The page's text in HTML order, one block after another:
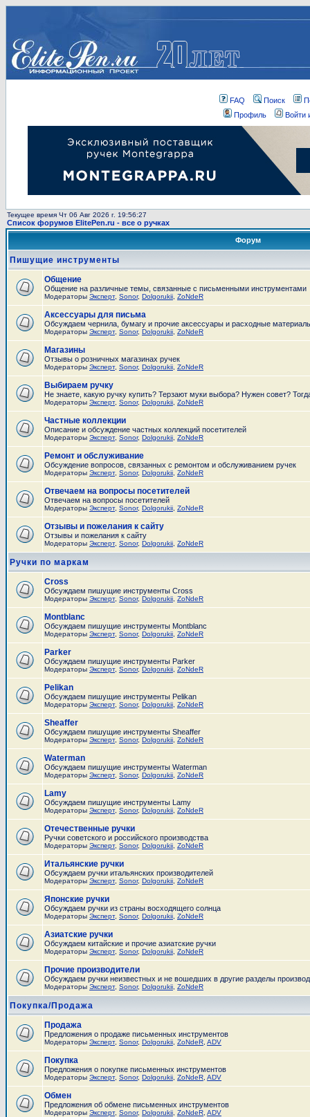
FAQ Поиск
Профиль
Войти
Текущее время Чт 06 Авг 2026 г. 19:56:27
Список форумов ElitePen.ru - все о ручках
Форум
Пишущие инструменты
Общение
Общение на различные темы, связанные с письменными инструментами
Модераторы Эксперт, Sonor, Dolgorukii ZoNdeR
Аксессуары для письма
Обсуждаем чернила, бумагу и прочие аксессуары и расходные
Модераторы Эксперт, Sonor, Dolgorukii ZoNdeR
Магазины
Отзывы о розничных магазинах ручек
Модераторы Эксперт, Sonor, Dolgorukii ZoNdeR
Выбираем ручку
Не знаете, какую ручку купить? Терзают муки выбора? Нужен совет?
Модераторы Эксперт, Sonor, Dolgorukii ZoNdeR
Частные коллекции
Описание и обсуждение частных коллекций посетителей
Модераторы Эксперт, Sonor, Dolgorukii ZoNdeR
Ремонт и обслуживание
Обсуждение вопросов, связанных с ремонтом и обслуживанием ручек
Модераторы Эксперт, Sonor, Dolgorukii ZoNdeR
Отвечаем на вопросы посетителей
Отвечаем на вопросы посетителей
Модераторы Эксперт, Sonor, Dolgorukii ZoNdeR
Отзывы и пожелания к сайту
Отзывы и пожелания к сайту
Модераторы Эксперт, Sonor, Dolgorukii ZoNdeR
Ручки по маркам
Cross
Обсуждаем пишущие инструменты Cross
Модераторы Эксперт, Sonor, Dolgorukii ZoNdeR
Montblanc
Обсуждаем пишущие инструменты Montblanc
Модераторы Эксперт, Sonor, Dolgorukii ZoNdeR
Parker
Обсуждаем пишущие инструменты Parker
Модераторы Эксперт, Sonor, Dolgorukii ZoNdeR
Pelikan
Обсуждаем пишущие инструменты Pelikan
Модераторы Эксперт, Sonor, Dolgorukii ZoNdeR
Sheaffer
Обсуждаем пишущие инструменты Sheaffer
Модераторы Эксперт, Sonor, Dolgorukii ZoNdeR
Waterman
Обсуждаем пишущие инструменты Waterman
Модераторы Эксперт, Sonor, Dolgorukii ZoNdeR
Lamy
Обсуждаем пишущие инструменты Lamy
Модераторы Эксперт, Sonor, Dolgorukii ZoNdeR
Отечественные ручки
Ручки советского и российского производства
Модераторы Эксперт, Sonor, Dolgorukii ZoNdeR
Итальянские ручки
Обсуждаем ручки итальянских производителей
Модераторы Эксперт, Sonor, Dolgorukii ZoNdeR
Японские ручки
Обсуждаем ручки из страны восходящего солнца
Модераторы Эксперт, Sonor, Dolgorukii ZoNdeR
Азиатские ручки
Обсуждаем китайские и прочие азиатские ручки
Модераторы Эксперт, Sonor, Dolgorukii ZoNdeR
Прочие производители
Обсуждаем ручки неизвестных и не вошедших в другие разделы
Модераторы Эксперт, Sonor, Dolgorukii ZoNdeR
Покупка/Продажа
Продажа
Предложения о продаже письменных инструментов
Модераторы Эксперт, Sonor, Dolgorukii ZoNdeR ADV
Покупка
Предложения о покупке письменных инструментов
Модераторы Эксперт, Sonor, Dolgorukii ZoNdeR ADV
Обмен
Предложения об обмене письменных инструментов
Модераторы Эксперт, Sonor, Dolgorukii ZoNdeR ADV